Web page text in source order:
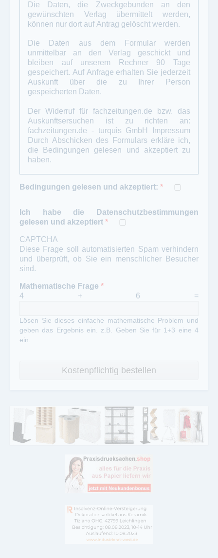
Die Daten, die Zweckgebunden an den
gewünschten Verlag übermittelt werden,
können nur dort auf Antrag gelöscht werden.
Die Daten aus dem Formular werden
unmittelbar an den Verlag geschickt und
bleiben auf unserem Rechner 90 Tage
gespeichert. Auf Anfrage erhalten Sie jederzeit
Auskunft über die zu Ihrer Person
gespeicherten Daten.
Der Widerruf für fachzeitungen.de bzw. das
Auskunftsersuchen ist zu richten an:
fachzeitungen.de - turquis GmbH
Impressum
Durch Abschicken des Formulars erkläre ich,
die Bedingungen gelesen und akzeptiert zu
haben.
Bedingungen gelesen und akzeptiert: *
Ich habe die Datenschutzbestimmungen
gelesen und akzeptiert *
CAPTCHA
Diese Frage soll automatisierten Spam verhindern
und überprüft, ob Sie ein menschlicher Besucher
sind.
Mathematische Frage *
4 + 6 =
Lösen Sie dieses einfache mathematische Problem und
geben das Ergebnis ein. z.B. Geben Sie für 1+3 eine 4
ein.